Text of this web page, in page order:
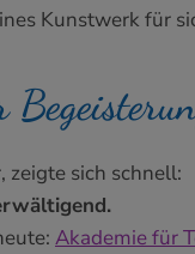
Kunstwerk für
zeigte sich schnell:
Akademie für